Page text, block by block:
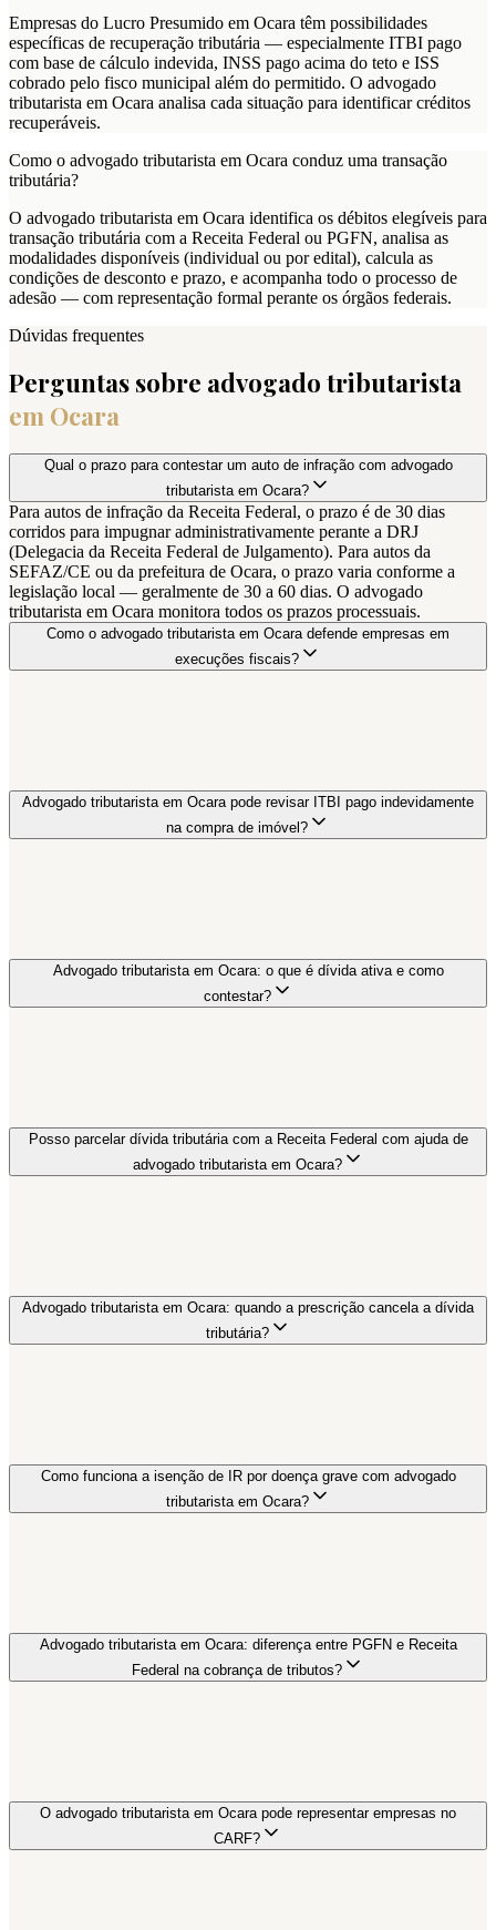
Empresas do Lucro Presumido em Ocara têm possibilidades
específicas de recuperação tributária — especialmente ITBI pago
com base de cálculo indevida, INSS pago acima do teto e ISS
cobrado pelo fisco municipal além do permitido. O advogado
tributarista em Ocara analisa cada situação para identificar créditos
recuperáveis.
Como o advogado tributarista em Ocara conduz uma transação
tributária?
O advogado tributarista em Ocara identifica os débitos elegíveis para
transação tributária com a Receita Federal ou PGFN, analisa as
modalidades disponíveis (individual ou por edital), calcula as
condições de desconto e prazo, e acompanha todo o processo de
adesão — com representação formal perante os órgãos federais.
Dúvidas frequentes
Perguntas sobre advogado tributarista
em Ocara
Qual o prazo para contestar um auto de infração com advogado
tributarista em Ocara?
Para autos de infração da Receita Federal, o prazo é de 30 dias
corridos para impugnar administrativamente perante a DRJ
(Delegacia da Receita Federal de Julgamento). Para autos da
SEFAZ/CE ou da prefeitura de Ocara, o prazo varia conforme a
legislação local — geralmente de 30 a 60 dias. O advogado
tributarista em Ocara monitora todos os prazos processuais.
Como o advogado tributarista em Ocara defende empresas em
execuções fiscais?
Advogado tributarista em Ocara pode revisar ITBI pago indevidamente
na compra de imóvel?
Advogado tributarista em Ocara: o que é dívida ativa e como
contestar?
Posso parcelar dívida tributária com a Receita Federal com ajuda de
advogado tributarista em Ocara?
Advogado tributarista em Ocara: quando a prescrição cancela a dívida
tributária?
Como funciona a isenção de IR por doença grave com advogado
tributarista em Ocara?
Advogado tributarista em Ocara: diferença entre PGFN e Receita
Federal na cobrança de tributos?
O advogado tributarista em Ocara pode representar empresas no
CARF?